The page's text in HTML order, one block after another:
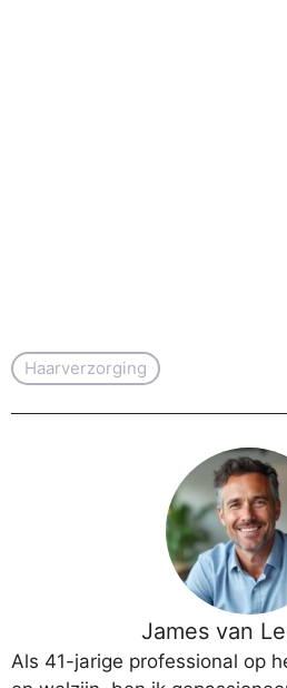
Haarverzorging
James van
Als 41-jarige professional op